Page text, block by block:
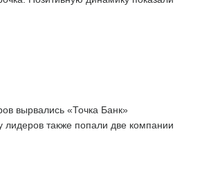
вырвались «Точка Банк»
также попали две компании